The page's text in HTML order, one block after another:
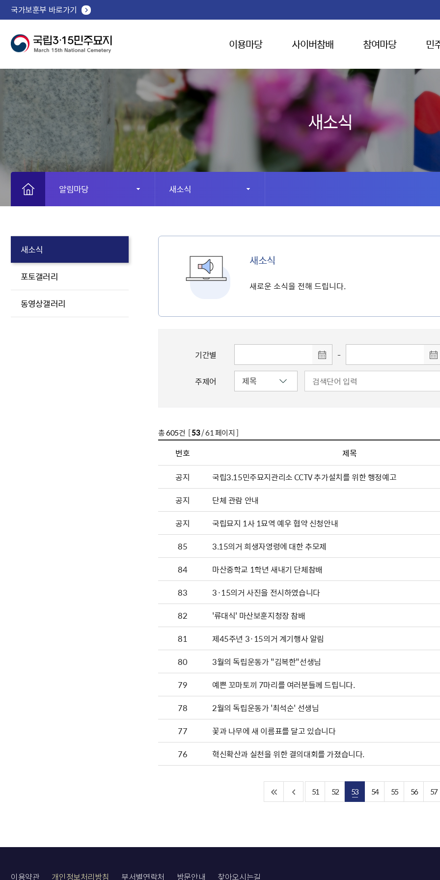
국가보훈부 바로가기
이용마당 사이버참배 참여마당 민
새소식
알림마당 새소식
새소식
포토갤러리
동영상갤러리
새소식
새로운 소식을 전해 드립니다.
기간별 -
주제어
총605건 [53/ 61 페이지 ]
번호 제목
공지
국립3.15민주묘지관리소 CCTV 추가설치를 위한 행정예고
공지
단체 관람 안내
공지
국립묘지 1사 1묘역 예우 협약 신청안내
85
3.15의거 희생자영령에 대한 추모제
84
마산중학교 1학년 새내기 단체참배
83
3·15의거 사진을 전시하였습니다
82
'류대식' 마산보훈지청장 참배
81
제45주년 3·15의거 계기행사 알림
80
3월의 독립운동가 "김복한"선생님
79
예쁜 꼬마토끼 7마리를 여러분들께 드립니다.
78
2월의 독립운동가 '최석순' 선생님
77
꽃과 나무에 새 이름표를 달고 있습니다
76
혁신확산과 실천을 위한 결의대회를 가졌습니다.
51 52 53 54 55 56 57
이용약관 개인정보처리방침 부서별연락처 방문안내 찾아오시는길